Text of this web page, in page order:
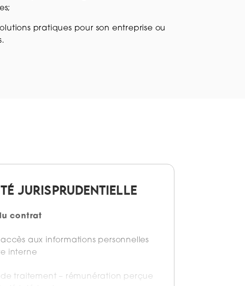
pratiques pour son entreprise ou
JURISPRUDENTIELLE
contrat
aux informations personnelles
interne
de traitement – rémunération perçue